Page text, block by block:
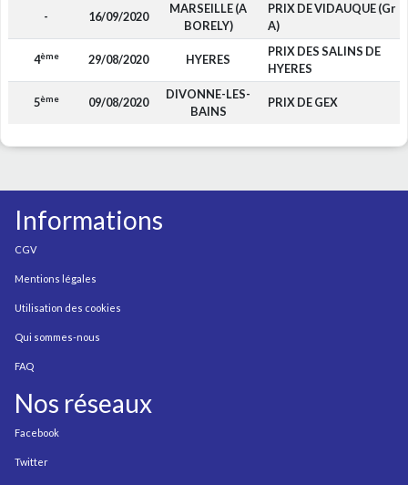
- 16/09/2020
MARSEILLE (A
BORELY)
PRIX DE VIDAUQUE (Gr
A)
4ème 29/08/2020 HYERES
PRIX DES SALINS DE
HYERES
5ème 09/08/2020
DIVONNE-LES-
BAINS
PRIX DE GEX
Informations
CGV
Mentions légales
Utilisation des cookies
Qui sommes-nous
FAQ
Nos réseaux
Facebook
Twitter